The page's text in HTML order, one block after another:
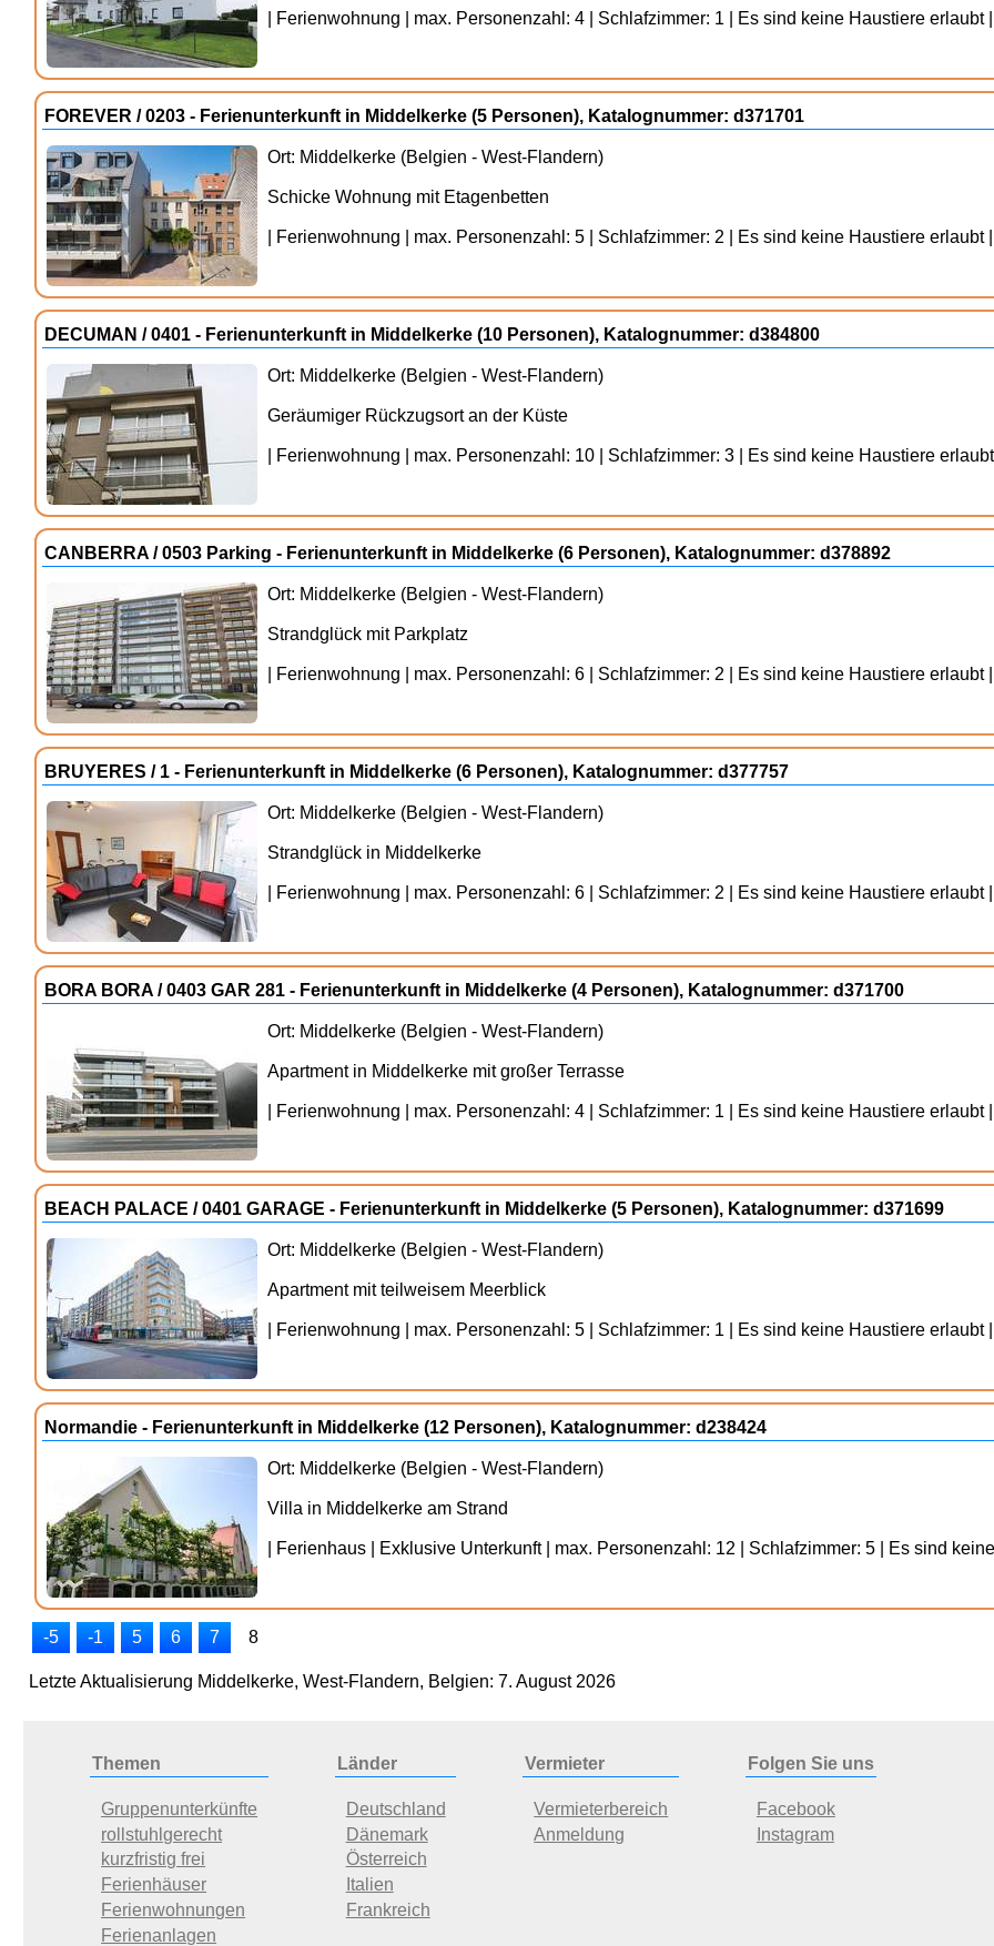
| Ferienwohnung | max. Personenzahl: 4 | Schlafzimmer: 1 | Es sind keine Haustiere erlaubt |
FOREVER / 0203 - Ferienunterkunft in Middelkerke (5 Personen), Katalognummer: d371701
Ort: Middelkerke (Belgien - West-Flandern)
Schicke Wohnung mit Etagenbetten
| Ferienwohnung | max. Personenzahl: 5 | Schlafzimmer: 2 | Es sind keine Haustiere erlaubt |
DECUMAN / 0401 - Ferienunterkunft in Middelkerke (10 Personen), Katalognummer: d384800
Ort: Middelkerke (Belgien - West-Flandern)
Geräumiger Rückzugsort an der Küste
| Ferienwohnung | max. Personenzahl: 10 | Schlafzimmer: 3 | Es sind keine Haustiere
CANBERRA / 0503 Parking - Ferienunterkunft in Middelkerke (6 Personen), Katalognummer: d378892
Ort: Middelkerke (Belgien - West-Flandern)
Strandglück mit Parkplatz
| Ferienwohnung | max. Personenzahl: 6 | Schlafzimmer: 2 | Es sind keine Haustiere erlaubt |
BRUYERES / 1 - Ferienunterkunft in Middelkerke (6 Personen), Katalognummer: d377757
Ort: Middelkerke (Belgien - West-Flandern)
Strandglück in Middelkerke
| Ferienwohnung | max. Personenzahl: 6 | Schlafzimmer: 2 | Es sind keine Haustiere erlaubt |
BORA BORA / 0403 GAR 281 - Ferienunterkunft in Middelkerke (4 Personen), Katalognummer: d371700
Ort: Middelkerke (Belgien - West-Flandern)
Apartment in Middelkerke mit großer Terrasse
| Ferienwohnung | max. Personenzahl: 4 | Schlafzimmer: 1 | Es sind keine Haustiere erlaubt |
BEACH PALACE / 0401 GARAGE - Ferienunterkunft in Middelkerke (5 Personen), Katalognummer: d371699
Ort: Middelkerke (Belgien - West-Flandern)
Apartment mit teilweisem Meerblick
| Ferienwohnung | max. Personenzahl: 5 | Schlafzimmer: 1 | Es sind keine Haustiere erlaubt |
Normandie - Ferienunterkunft in Middelkerke (12 Personen), Katalognummer: d238424
Ort: Middelkerke (Belgien - West-Flandern)
Villa in Middelkerke am Strand
| Ferienhaus | Exklusive Unterkunft | max. Personenzahl: 12 | Schlafzimmer: 5 | Es sind
-5 -1 5 6 7 8
Letzte Aktualisierung Middelkerke, West-Flandern, Belgien: 7. August 2026
Themen
Gruppenunterkünfte
rollstuhlgerecht
kurzfristig frei
Ferienhäuser
Ferienwohnungen
Ferienanlagen
Länder
Deutschland
Dänemark
Österreich
Italien
Frankreich
Vermieter
Vermieterbereich
Anmeldung
Folgen Sie uns
Facebook
Instagram